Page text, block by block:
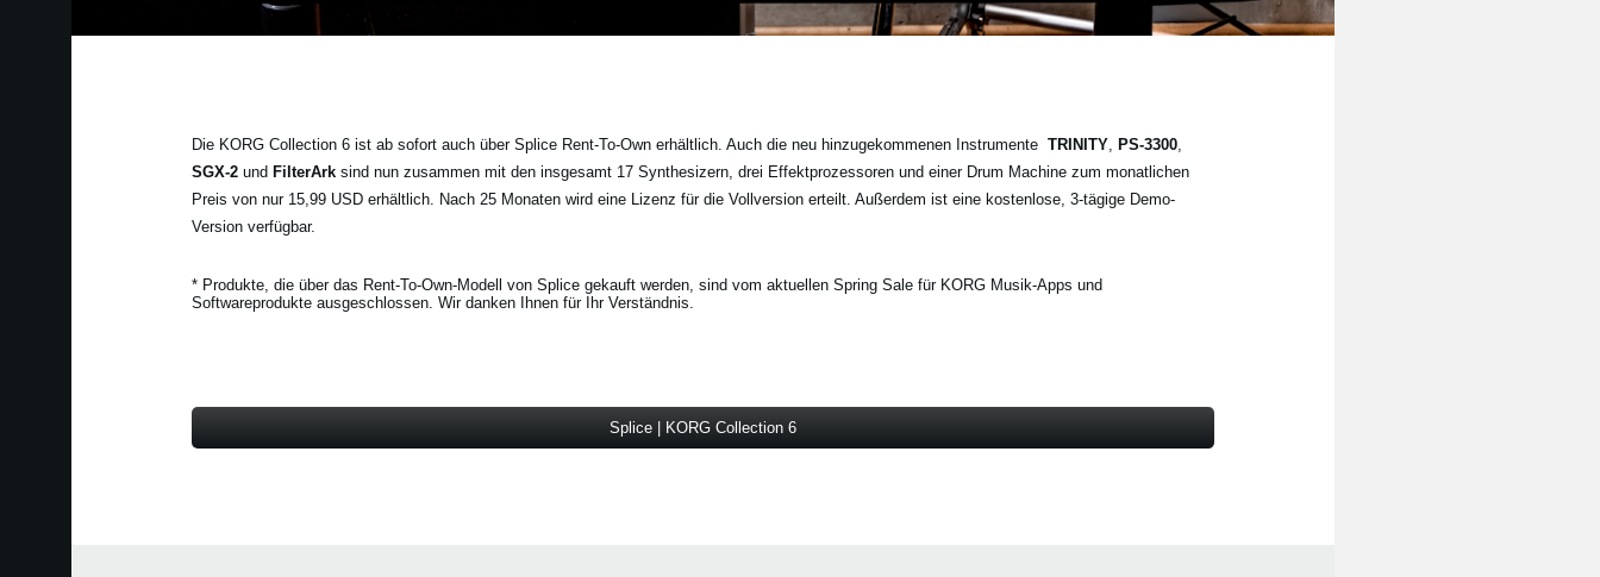
Die KORG Collection 6 ist ab sofort auch über Splice Rent-To-Own erhältlich. Auch die neu hinzugekommenen Instrumente TRINITY, PS-3300,
SGX-2und FilterArksind nun zusammen mit den insgesamt 17 Synthesizern, drei Effektprozessoren und einer Drum Machine zum monatlichen
Preis von nur 15,99 USD erhältlich. Nach 25 Monaten wird eine Lizenz für die Vollversion erteilt. Außerdem ist eine kostenlose, 3-tägige Demo-
Version verfügbar.
* Produkte, die über das Rent-To-Own-Modell von Splice gekauft werden, sind vom aktuellen Spring Sale für KORG Musik-Apps und
Softwareprodukte ausgeschlossen. Wir danken Ihnen für Ihr Verständnis.
Splice | KORG Collection 6